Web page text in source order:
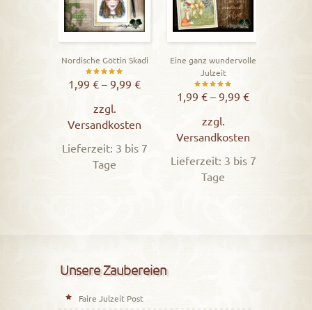
Nordische Göttin Skadi
Bewertet
mit
5.00
1,99 € – 9,99 €
zzgl.
Versandkosten
Lieferzeit: 3 bis 7
Tage
Eine ganz wundervolle
Julzeit
Bewertet
mit
5.00
1,99 € – 9,99 €
zzgl.
Versandkosten
Lieferzeit: 3 bis 7
Tage
Unsere Zaubereien
Faire Julzeit Post